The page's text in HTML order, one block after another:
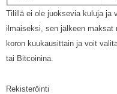
Tilillä ei ole juoksevia kuluja ja
ilmaiseksi, sen jälkeen
koron kuukausittain ja voit
tai Bitcoinina.
Rekisteröinti